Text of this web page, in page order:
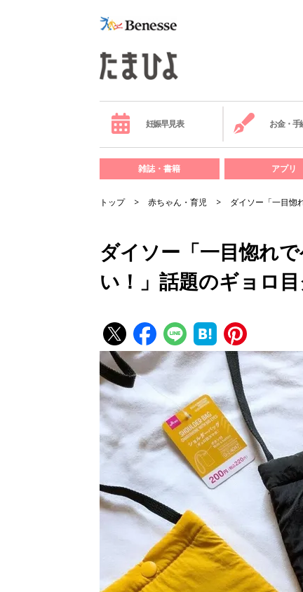
妊娠早見表 お金・手
雑誌・書籍 アプリ
トップ 赤ちゃん・育児 ダイソー「一目惚
ダイソー「一目惚れ
い！」話題のギョロ